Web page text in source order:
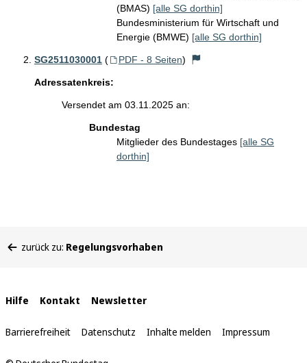
(BMAS) [alle SG dorthin]
Bundesministerium für Wirtschaft und
Energie (BMWE) [alle SG dorthin]
SG2511030001 ( PDF - 8 Seiten)
Adressatenkreis:
Versendet am 03.11.2025 an:
Bundestag
Mitglieder des Bundestages [alle SG
dorthin]
befinden
zurück zu: Regelungsvorhaben
Interne
Links
Hilfe Kontakt Newsletter
Barrierefreiheit Datenschutz Inhalte melden Impressum